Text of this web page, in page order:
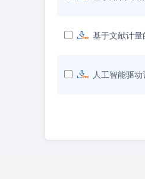
基于文献计
人工智能驱